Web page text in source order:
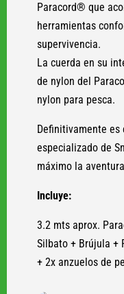
Paracord® que
herramientas
supervivencia.
La cuerda en su
de nylon del
nylon para pesca.
Definitivamente
especializado de
máximo la
Incluye:
3.2 mts aprox.
Silbato + Brújula +
+ 2x anzuelos de